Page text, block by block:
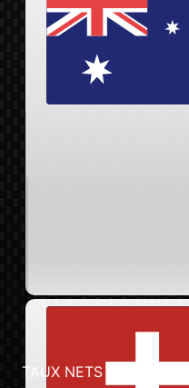
TAUX NETS